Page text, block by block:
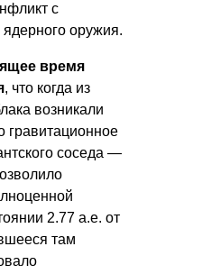
с
оружия.
время
, что когда из
возникали
гравитационное
соседа —
2.77 а.е. от
там